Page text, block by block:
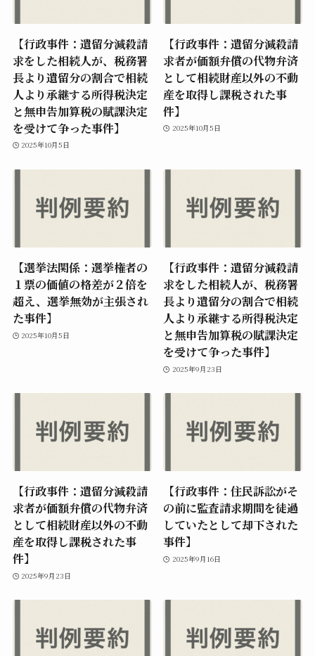
【行政事件：遺留分減殺請
求をした相続人が、税務署
長より遺留分の割合で相続
人より承継する所得税決定
と無申告加算税の賦課決定
を受けて争った事件】
2025年10月5日
【行政事件：遺留分減殺請
求者が価額弁償の代物弁済
として相続財産以外の不動
産を取得し課税された事
件】
2025年10月5日
【選挙法関係：選挙権者の
１票の価値の格差が２倍を
超え、選挙無効が主張され
た事件】
2025年10月5日
【行政事件：遺留分減殺請
求をした相続人が、税務署
長より遺留分の割合で相続
人より承継する所得税決定
と無申告加算税の賦課決定
を受けて争った事件】
2025年9月23日
【行政事件：遺留分減殺請
求者が価額弁償の代物弁済
として相続財産以外の不動
産を取得し課税された事
件】
2025年9月23日
【行政事件：住民訴訟がそ
の前に監査請求期間を徒過
していたとして却下された
事件】
2025年9月16日